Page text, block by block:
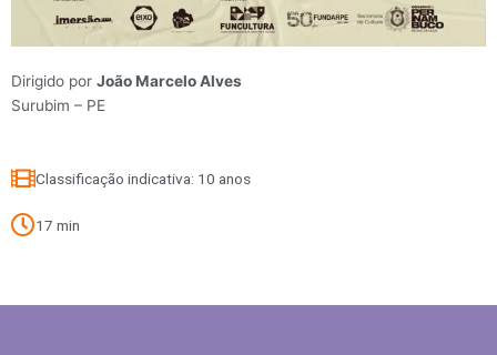
Dirigido por João Marcelo Alves
Surubim – PE
Classificação indicativa: 10 anos
17 min